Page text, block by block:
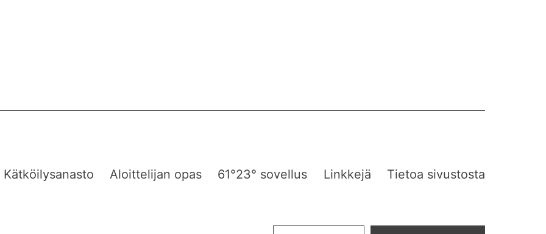
Kätköilysanasto Aloittelijan opas 61°23° sovellus Linkkejä Tietoa sivustosta
Type your email…